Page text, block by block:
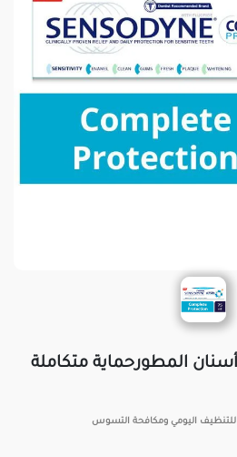
المطورحماية متكاملة
اليومي ومكافحة التسوس